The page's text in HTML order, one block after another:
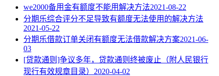
we2000备用金有额度不能用解决方法2021-08-22
分期乐综合评分不足导致有额度无法使用的解决方法
2021-05-22
分期乐借款订单关闭有额度无法借款解决方案2021-06-
03
[贷款通则]争议多年，贷款通则终被废止（附人民银行
现行有效规章目录） 2020-04-02